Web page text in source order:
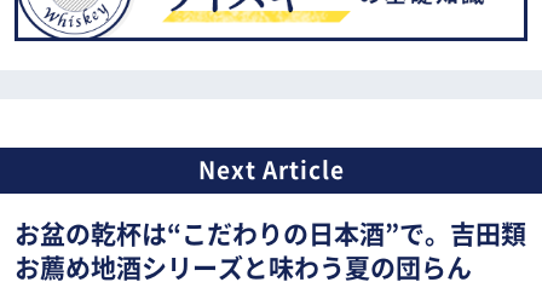
お盆の乾杯は“こだわりの日本酒”で。吉田類
お薦め地酒シリーズと味わう夏の団らん